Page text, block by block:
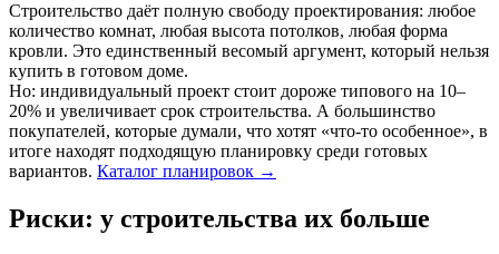
Строительство даёт полную свободу проектирования: любое
количество комнат, любая высота потолков, любая форма
кровли. Это единственный весомый аргумент, который нельзя
купить в готовом доме.
Но: индивидуальный проект стоит дороже типового на 10–
20% и увеличивает срок строительства. А большинство
покупателей, которые думали, что хотят «что-то особенное», в
итоге находят подходящую планировку среди готовых
вариантов. Каталог планировок →
Риски: у строительства их больше